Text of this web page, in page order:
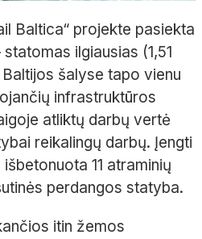
Baltica“ projekte pasiekta
ilgiausias (1,51
šalyse tapo vienu
infrastruktūros
atliktų darbų vertė
reikalingų darbų. Įengti
11 atraminių
perdangos statyba.
itin žemos